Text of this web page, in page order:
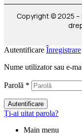
Copyright © 2025 –
Autentificare Înregistrare
Nume utilizator sau e-
Parolă *
Autentificare
Ți-ai uitat parola?
Main menu